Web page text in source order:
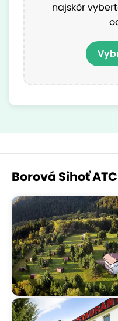
najskôr
Borová Sihoť